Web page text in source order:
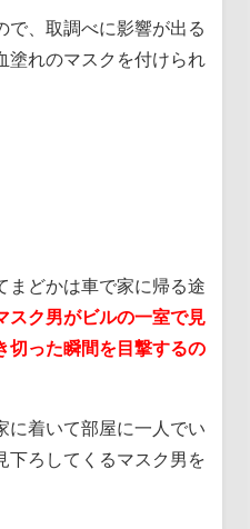
で、取調べに影響が出る
塗れのマスクを付けられ
まどかは車で家に帰る途
スク男がビルの一室で見
切った瞬間を目撃するの
に着いて部屋に一人でい
下ろしてくるマスク男を